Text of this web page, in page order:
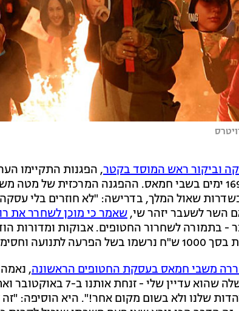
וביקור ראש המוסד בקטר, הפגנות התקיימו
החטופים, במלאת 169 ימים בשבי חמאס. ההפגנה המרכזית
שאול המלך, בדרישה: "לא חוזרים בלי עסקה.
השר לשעבר יזהר שי,שאמר כי מוכן לשחרר את
- בתמורה לשחרור החטופים. אבוקות ומדורות
משבי חמאס בעסקת החטופים הראשונה,
פונה אל ראש הממשלה שהוא
שלנו ולא בשום מקום אחר!". היא הוסיפה: